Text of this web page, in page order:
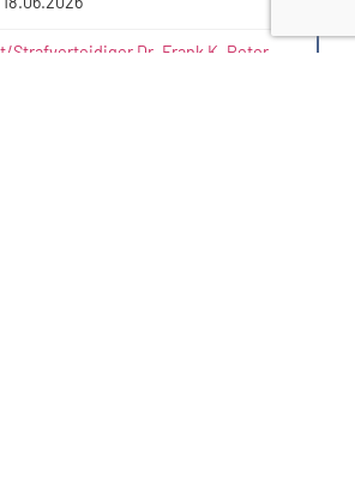
Strafverteidiger Dr. Frank K. Peter